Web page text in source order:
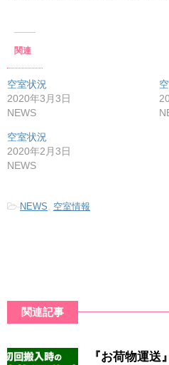
関連
空室状況
2020年3月3日
NEWS
空室状況
2020年2月3日
NEWS
-NEWS, 空室情報
関連記事
『お荷物運